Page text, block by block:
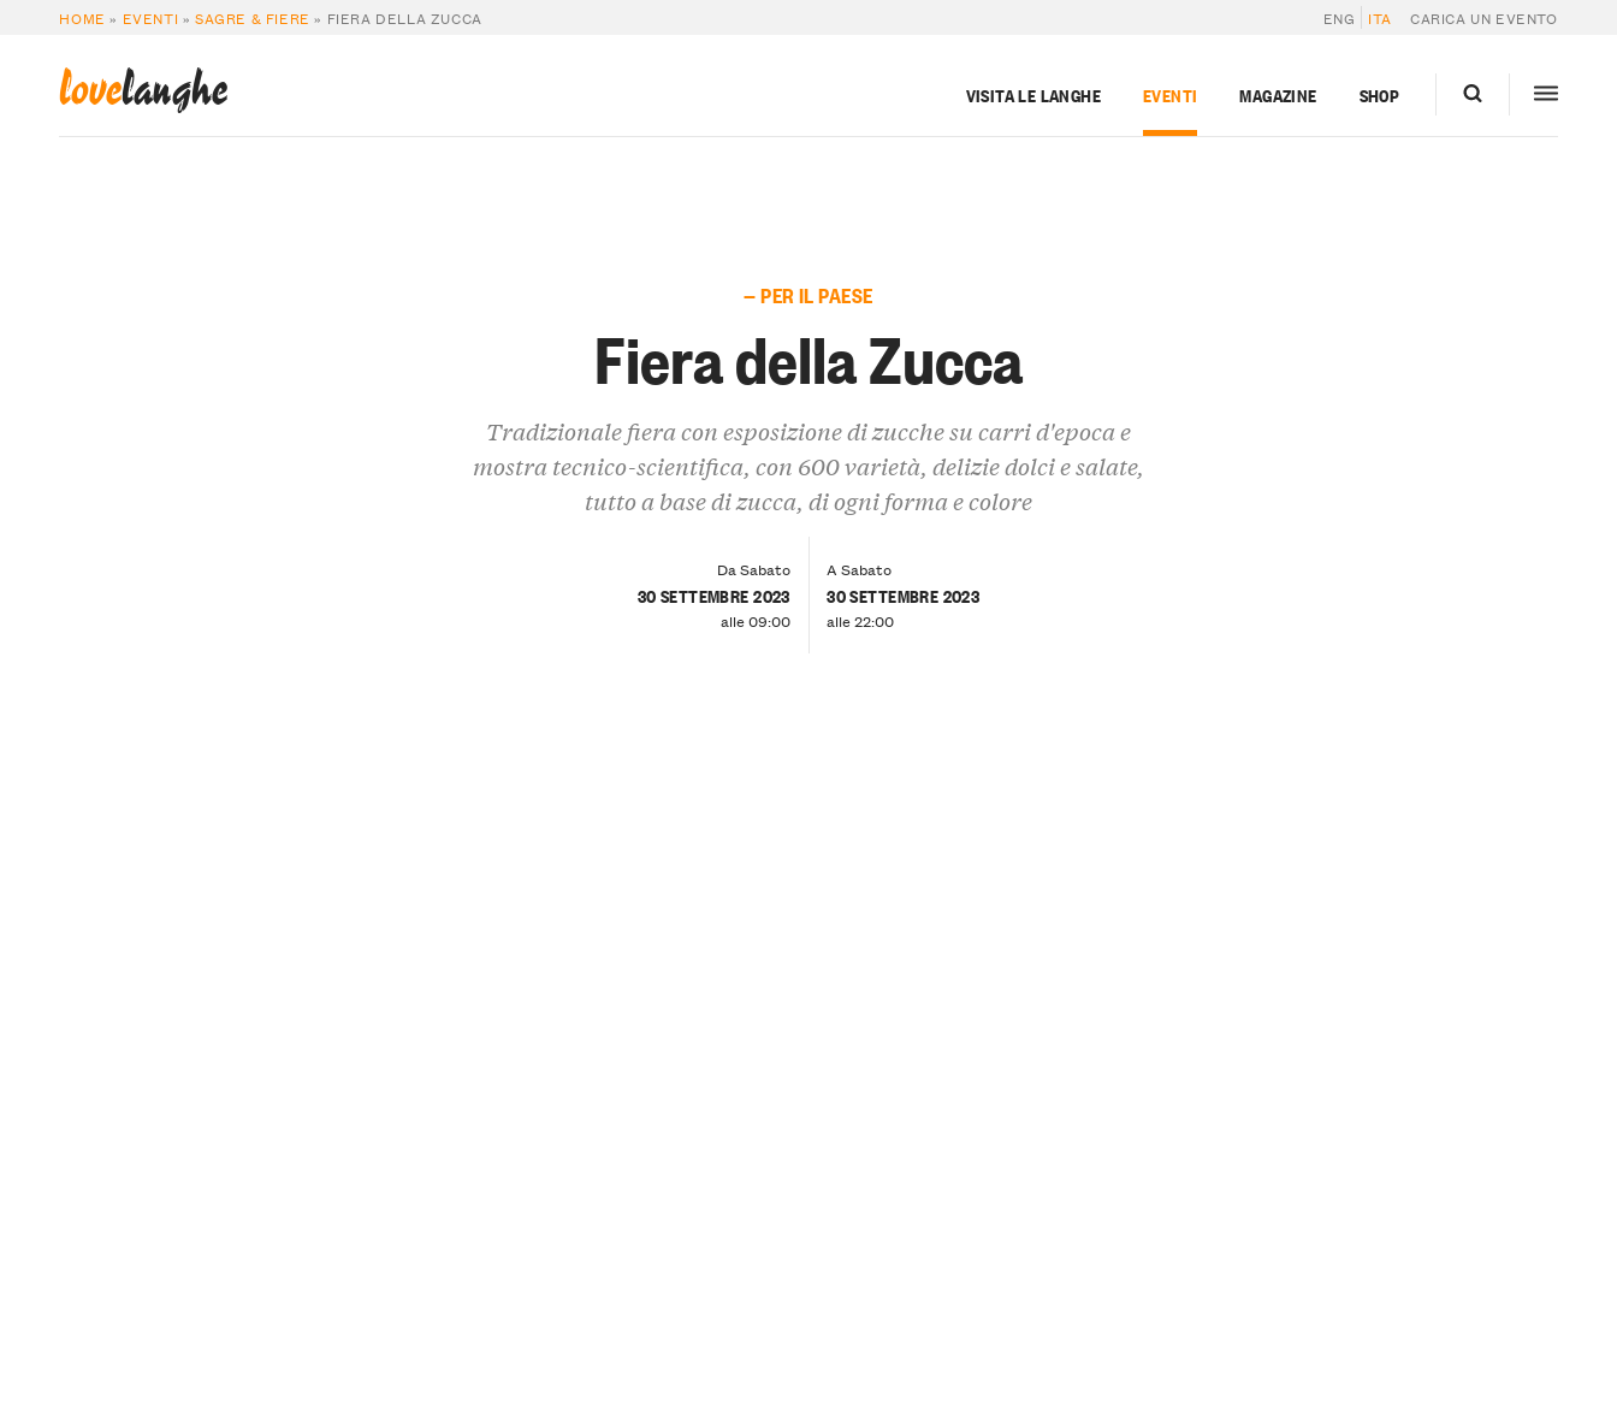
HOME » EVENTI »SAGRE & FIERE » FIERA DELLA ZUCCA ENG ITA CARICA UN EVENTO
lovelanghe VISITA LE LANGHE EVENTI MAGAZINE SHOP
— PER IL PAESE
Fiera della Zucca
Tradizionale fiera con esposizione di zucche su carri d'epoca e
mostra tecnico-scientifica, con 600 varietà, delizie dolci e salate,
tutto a base di zucca, di ogni forma e colore
Da Sabato
30 SETTEMBRE 2023
alle 09:00
A Sabato
30 SETTEMBRE 2023
alle 22:00